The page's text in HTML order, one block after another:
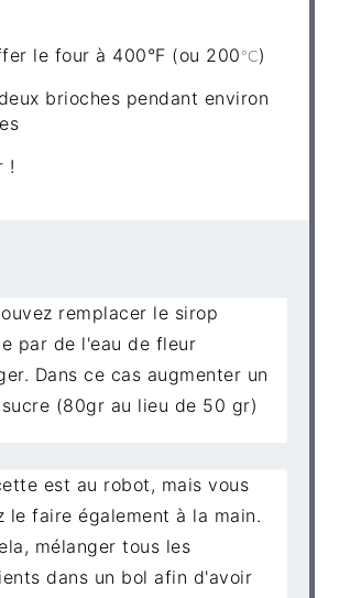
le four à 400°F (ou 200 °C)
brioches pendant environ
!
remplacer le sirop
par de l'eau de fleur
Dans ce cas augmenter un
(80gr au lieu de 50 gr)
est au robot, mais vous
le faire également à la main.
mélanger tous les
dans un bol afin d'avoir